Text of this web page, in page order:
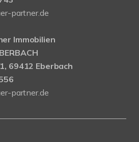
partner.de
Immobilien
69412 Eberbach
partner.de